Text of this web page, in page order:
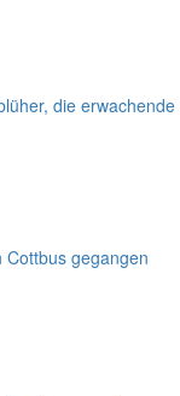
die erwachende
gegangen